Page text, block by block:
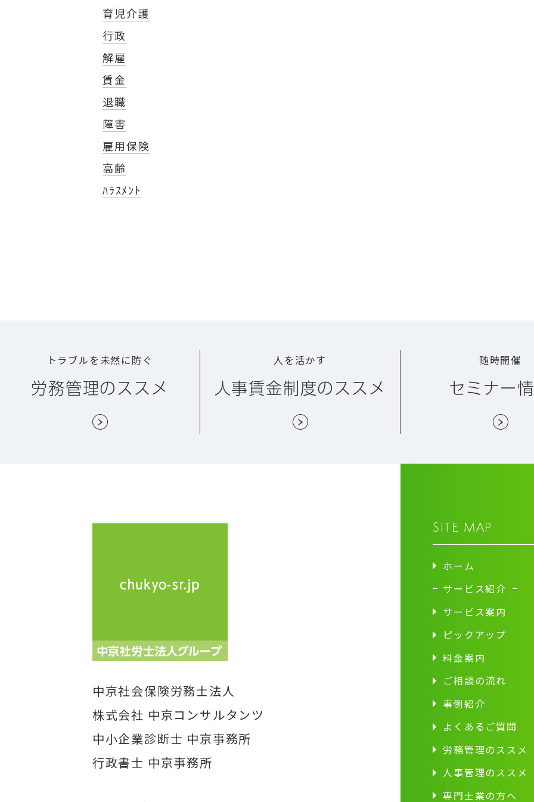
育児介護
行政
解雇
賃金
退職
障害
雇用保険
高齢
ﾊﾗｽﾒﾝﾄ
トラブルを未然に防ぐ
労務管理のススメ
人を活かす
人事賃金制度のススメ
随時開催
セミナー
中京社会保険労務士法人
株式会社 中京コンサルタンツ
中小企業診断士 中京事務所
行政書士 中京事務所
SITE MAP
ホーム
サービス紹介
サービス案内
ピックアップ
料金案内
ご相談の流れ
事例紹介
よくあるご質問
労務管理のススメ
人事管理のススメ
専門士業の方へ